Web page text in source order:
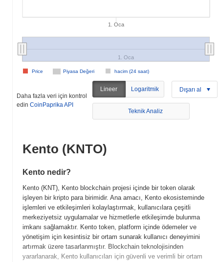
1. Oca
Piyasa Değeri hacim (24 saat)
Price
1. Oca
Daha fazla veri için kontrol
edin CoinPaprika API
Lineer Logaritmik Dışarı al
Teknik Analiz
Kento (KNTO)
Kento nedir?
Kento (KNT), Kento blockchain projesi içinde bir token olarak
işleyen bir kripto para birimidir. Ana amacı, Kento ekosisteminde
işlemleri ve etkileşimleri kolaylaştırmak, kullanıcılara çeşitli
merkeziyetsiz uygulamalar ve hizmetlerle etkileşimde bulunma
imkanı sağlamaktır. Kento token, platform içinde ödemeler ve
yönetişim için kesintisiz bir ortam sunarak kullanıcı deneyimini
artırmak üzere tasarlanmıştır. Blockchain teknolojisinden
yararlanarak, Kento kullanıcıları için güvenli ve verimli bir ortam